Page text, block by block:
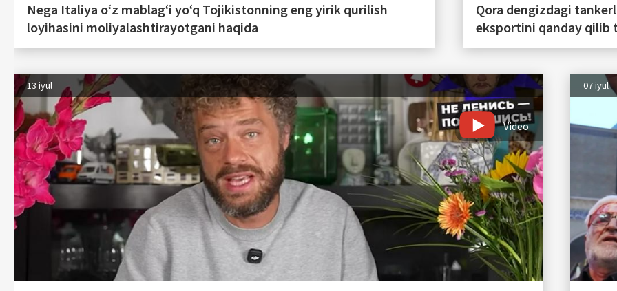
Nega Italiya o‘z mablag‘i yo‘q Tojikistonning eng yirik qurilish
loyihasini moliyalashtirayotgani haqida
Qora dengizdagi
eksportini qanday qilib
13 iyul
Video
07 iyul